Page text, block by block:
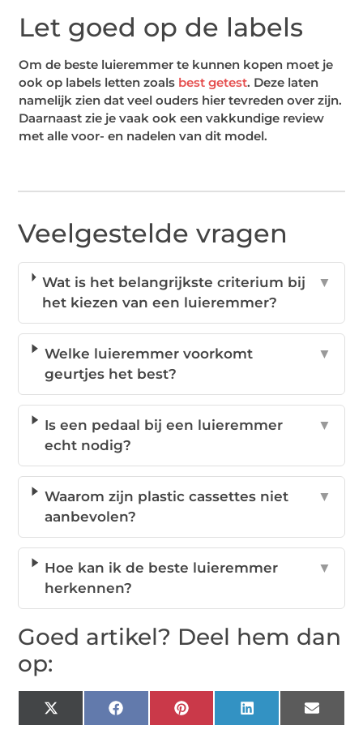
Let goed op de labels
Om de beste luieremmer te kunnen kopen moet je
ook op labels letten zoals best getest. Deze laten
namelijk zien dat veel ouders hier tevreden over zijn.
Daarnaast zie je vaak ook een vakkundige review
met alle voor- en nadelen van dit model.
Veelgestelde vragen
Wat is het belangrijkste criterium bij
het kiezen van een luieremmer?
▼
Welke luieremmer voorkomt
geurtjes het best?
▼
Is een pedaal bij een luieremmer
echt nodig?
▼
Waarom zijn plastic cassettes niet
aanbevolen?
▼
Hoe kan ik de beste luieremmer
herkennen?
▼
Goed artikel? Deel hem dan
op:
X
(Twitter)
FacebookPinterestLinkedIn Email